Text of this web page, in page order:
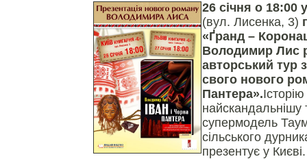
26 січня о 18:00
(вул. Лисенка, 3)
«Ґранд –
Володимир Лис
авторський тур
свого нового
Пантера».
найскандальнішу
супермодель
сільського
презентує у Києві.